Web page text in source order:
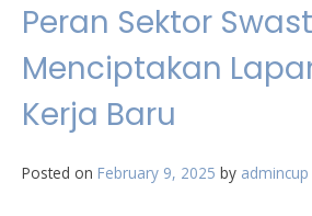
Peran Sektor
Menciptakan
Kerja Baru
Posted on February 9, 2025 by admincup